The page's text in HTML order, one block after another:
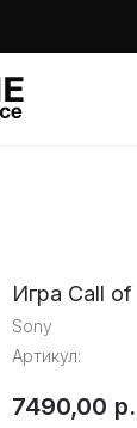
Игра Call
Sony
Артикул:
7490,00 р.